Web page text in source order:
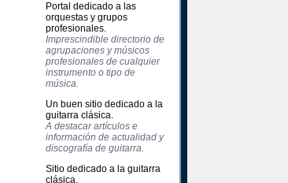
Portal dedicado a las
orquestas y grupos
profesionales.
Imprescindible directorio de
agrupaciones y músicos
profesionales de cualquier
instrumento o tipo de
música.
Un buen sitio dedicado a la
guitarra clásica.
A destacar artículos e
información de actualidad y
discografía de guitarra.
Sitio dedicado a la guitarra
clásica.